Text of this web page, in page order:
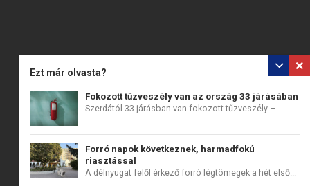
Ezt már olvasta?
Fokozott tűzveszély van az ország 33 járásában
Szerdától 33 járásban van fokozott tűzveszély –...
Forró napok következnek, harmadfokú
riasztással
A délnyugat felől érkező forró légtömegek a hét első...